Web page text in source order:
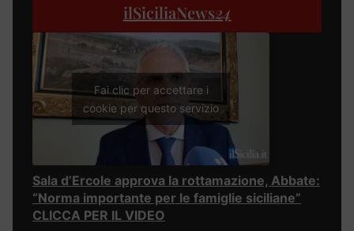
ilSiciliaNews24
Fai clic per accettare i
cookie per questo servizio
Sala d’Ercole approva la rottamazione, Abbate:
“Norma importante per le famiglie siciliane”
CLICCA PER IL VIDEO